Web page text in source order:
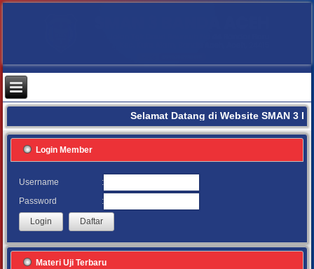
Selamat Datang di Website SMAN 3
Login Member
Username
:
Password
:
Materi Uji Terbaru